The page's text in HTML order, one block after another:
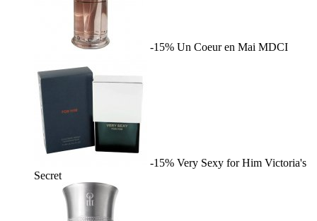
-15% Un Coeur en Mai MDCI
-15% Very Sexy for Him Victoria's
Secret